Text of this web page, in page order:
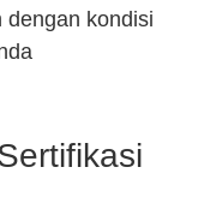
dengan kondisi